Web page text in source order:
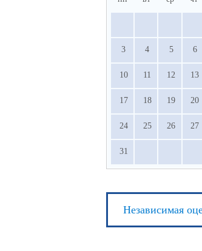
3 4 5 6
10 11 12 13
17 18 19 20
24 25 26 27
31
Независимая